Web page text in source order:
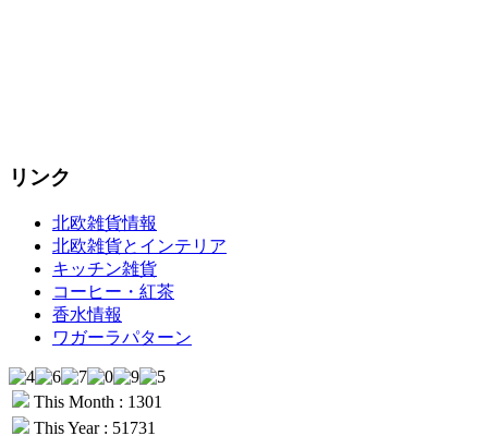
リンク
北欧雑貨情報
北欧雑貨とインテリア
キッチン雑貨
コーヒー・紅茶
香水情報
ワガーラパターン
This Month : 1301
This Year : 51731